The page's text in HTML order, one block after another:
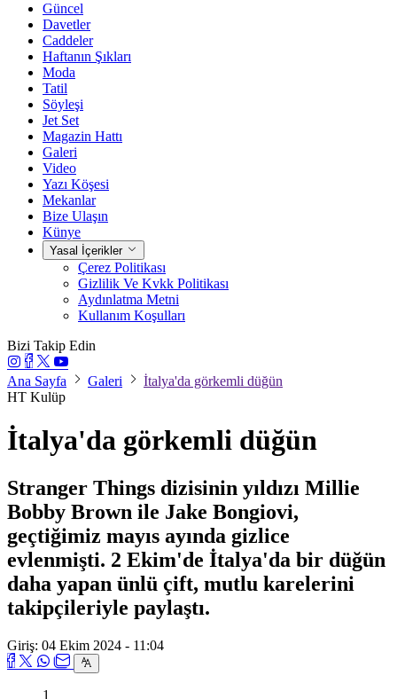
Güncel
Davetler
Caddeler
Haftanın Şıkları
Moda
Tatil
Söyleşi
Jet Set
Magazin Hattı
Galeri
Video
Yazı Köşesi
Mekanlar
Bize Ulaşın
Künye
Yasal İçerikler
Çerez Politikası
Gizlilik Ve Kvkk Politikası
Aydınlatma Metni
Kullanım Koşulları
Bizi Takip Edin
Ana Sayfa Galeri
İtalya'da görkemli düğün
HT Kulüp
İtalya'da görkemli düğün
Stranger Things dizisinin yıldızı Millie
Bobby Brown ile Jake Bongiovi,
geçtiğimiz mayıs ayında gizlice
evlenmişti. 2 Ekim'de İtalya'da bir düğün
daha yapan ünlü çift, mutlu karelerini
takipçileriyle paylaştı.
Giriş: 04 Ekim 2024 - 11:04
1